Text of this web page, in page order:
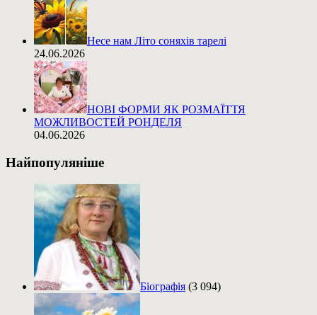
Несе нам Літо соняхів тарелі
24.06.2026
НОВІ ФОРМИ ЯК РОЗМАЇТТЯ
МОЖЛИВОСТЕЙ РОНДЕЛЯ
04.06.2026
Найпопуляніше
Біографія (3 094)